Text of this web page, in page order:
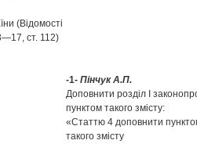
(Відомості
ст. 112)
-1- Пінчук А.П.
Доповнити розділ І
пунктом такого змісту:
«Статтю 4 доповнити
такого змісту